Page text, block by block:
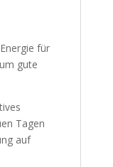
für
gute
Tagen
auf